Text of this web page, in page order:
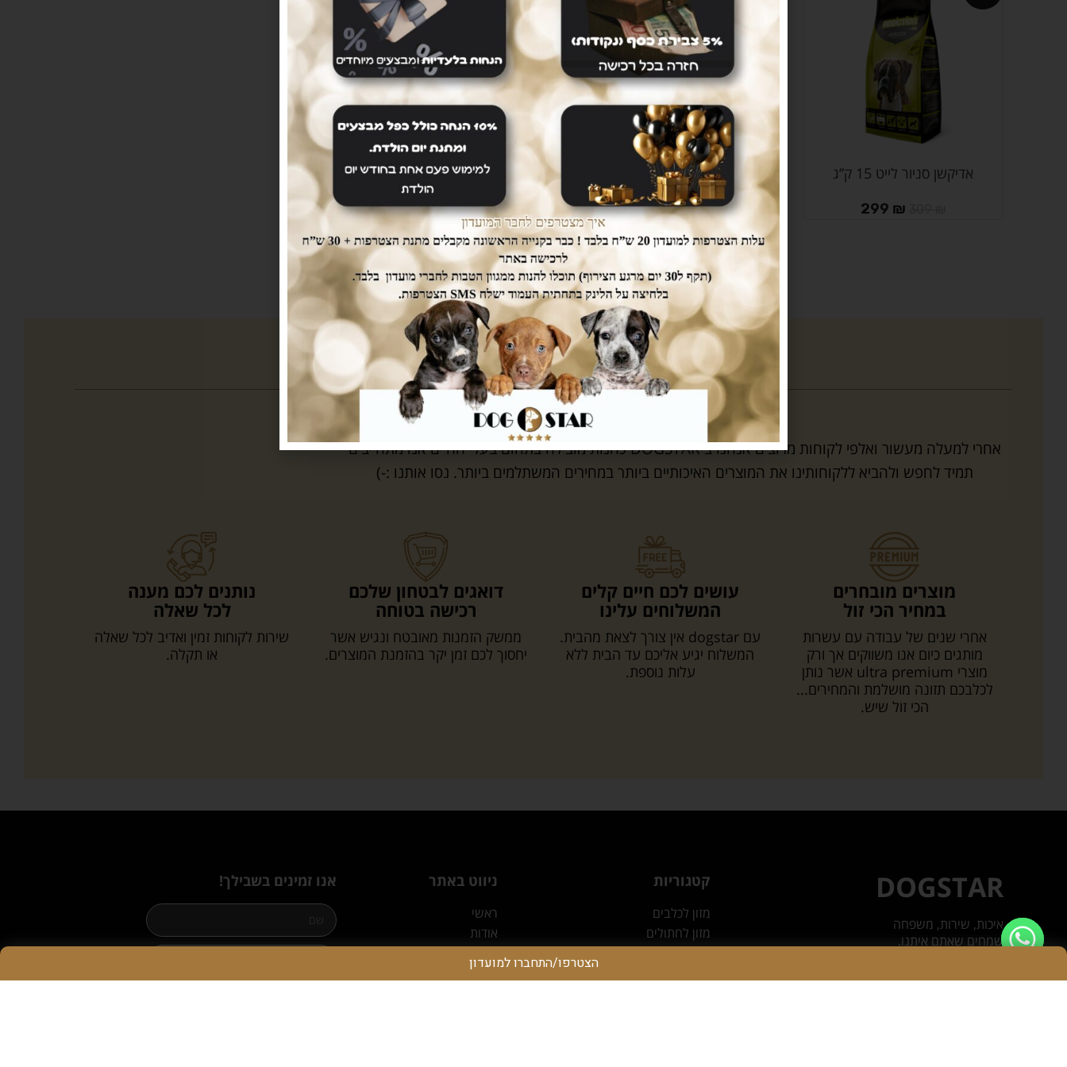
הוספה לסלאדיקשן סניור לייט 15 ק”ג
299 ₪
הוספה לסל אדיקשן גור 15 ק”ג
309₪
299₪
2
3
4
DOGSTAR - לקוח שלנו מרוויח יותר
אחרי למעלה מעשור ואלפי לקוחות מרוצים אנחנו ב DOGSTAR כחנות מובילה בתחום בעלי החיים אנו מתחייבים
תמיד לחפש ולהביא ללקוחותינו את המוצרים האיכותיים ביותר במחירים המשתלמים ביותר. נסו אותנו :-)
מוצרים מובחרים
במחיר הכי זול
אחרי שנים של עבודה עם עשרות
מותגים כיום אנו משווקים אך ורק
מוצרי ultra premium אשר נותן
לכלבכם תזונה מושלמת והמחירים...
הכי זול שיש.
עושים לכם חיים קלים
המשלוחים עלינו
עם dogstar אין צורך לצאת מהבית.
המשלוח יגיע אליכם עד הבית ללא
עלות נוספת.
דואגים לבטחון שלכם
רכישה בטוחה
ממשק הזמנות מאובטח ונגיש אשר
יחסוך לכם זמן יקר בהזמנת המוצרים.
נותנים לכם מענה
לכל שאלה
שירות לקוחות זמין ואדיב לכל שאלה
או תקלה.
DOGSTAR
איכות, שירות, משפחה
שמחים שאתם איתנו.
קטגוריות
מזון לכלבים
מזון לחתולים
ניווט באתר
ראשי
אודות
צור קשר
אנו זמינים בשבילך!
הצטרפו/התחברו למועדון